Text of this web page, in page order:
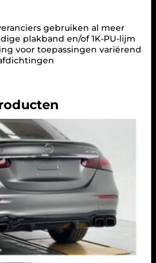
gebruiken al meer
plakband en/of 1K-PU-lijm
voor toepassingen variërend